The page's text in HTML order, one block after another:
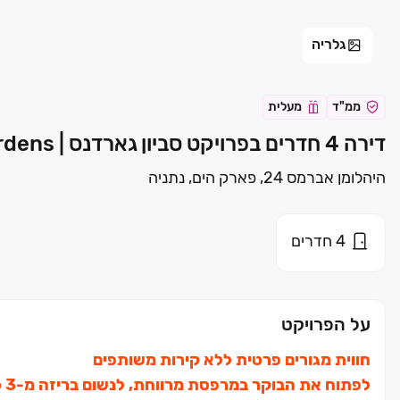
גלריה
ממ"ד מעלית
דירה 4 חדרים בפרויקט סביון גארדנס | Savyon Gardens נתניה | אפריקה ישראל מגורים
היהלומן אברמס 24, פארק הים, נתניה
4 חדרים
על הפרויקט
חווית מגורים פרטית ללא קירות משותפים